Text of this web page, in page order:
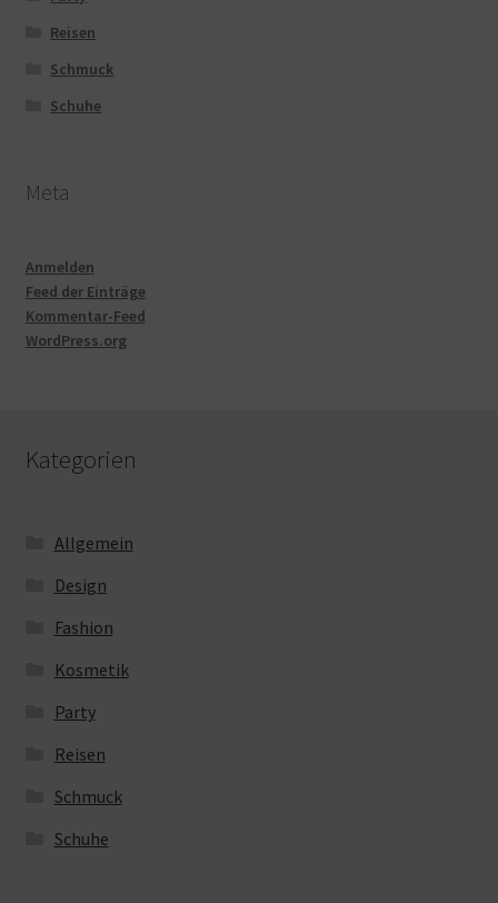
Reisen
Schmuck
Schuhe
Meta
Anmelden
Feed der Einträge
Kommentar-Feed
WordPress.org
Kategorien
Allgemein
Design
Fashion
Kosmetik
Party
Reisen
Schmuck
Schuhe